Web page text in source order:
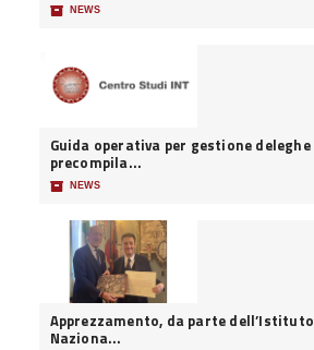
📦 NEWS
Guida operativa per gestione deleghe
precompila...
📦 NEWS
Apprezzamento, da parte dell’Istituto
Naziona...